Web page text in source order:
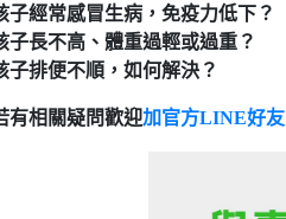
子經常感冒生病，免疫力低下？
子長不高、體重過輕或過重？
子排便不順，如何解決？
有相關疑問歡迎加官方LINE好友